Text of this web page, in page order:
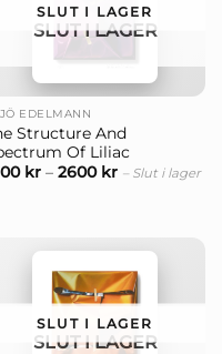
och grafiska blad
numrerade i
i hela Sverige.
SLUT I LAGER
SLUT I LAGER
EDELMANN
Structure And
Of Liliac
kr– 2600 kr – Slut i lager
SLUT I LAGER
SLUT I LAGER